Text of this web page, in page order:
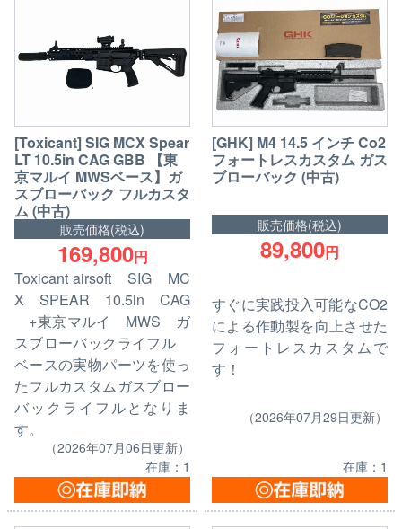
[Toxicant] SIG MCX Spear
LT 10.5in CAG GBB 【東
京マルイ MWSベース】ガ
スブローバック フルカスタ
ム (中古)
販売価格(税込)
169,800円
Toxicant airsoft SIG MC
X SPEAR 10.5in CAG
+東京マルイ MWS ガ
スブローバックライフル
ベースの実物パーツを使っ
たフルカスタムガスブロー
バックライフルとなりま
す。
（2026年07月06日更新）
在庫：1
[GHK] M4 14.5 インチ Co2
フォートレスカスタム ガス
ブローバック (中古)
販売価格(税込)
89,800円
すぐに実践投入可能なCO2
による作動製を向上させた
フォートレスカスタムで
す！
（2026年07月29日更新）
在庫：1